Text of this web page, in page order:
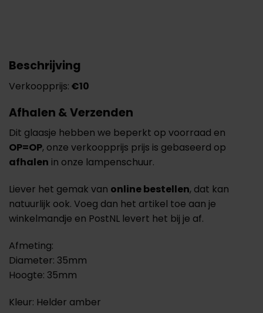
Beschrijving
Verkoopprijs: €10
Afhalen & Verzenden
Dit glaasje hebben we beperkt op voorraad en
OP=OP, onze verkoopprijs prijs is gebaseerd op
afhalen in onze lampenschuur.
Liever het gemak van online bestellen, dat kan
natuurlijk ook. Voeg dan het artikel toe aan je
winkelmandje en PostNL levert het bij je af.
Afmeting:
Diameter: 35mm
Hoogte: 35mm
Kleur: Helder amber